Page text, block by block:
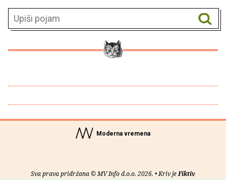
Moderna vremena
Sva prava pridržana © MV Info d.o.o. 2026. • Kriv jeFiktiv